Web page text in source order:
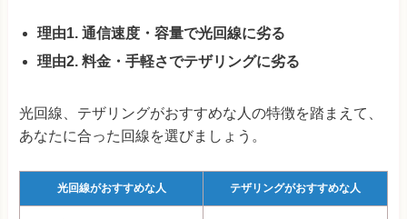
理由1. 通信速度・容量で光回線に劣る
理由2. 料金・手軽さでテザリングに劣る
光回線、テザリングがおすすめな人の特徴を踏まえて、
あなたに合った回線を選びましょう。
光回線がおすすめな人 テザリングがおすすめな人